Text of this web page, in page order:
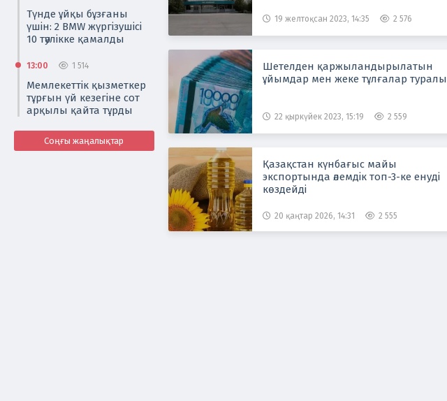
Түнде ұйқы бұзғаны
үшін: 2 BMW жүргізушісі
10 тәулікке қамалды
13:00 1 514
Мемлекеттік қызметкер
тұрғын үй кезегіне сот
арқылы қайта тұрды
Соңғы жаңалықтар
19 желтоқсан 2023, 14:35 2 576
Шетелден қаржыландырылатын
ұйымдар мен жеке тұлғалар туралы
22 қыркүйек 2023, 15:19 2 559
Қазақстан күнбағыс майы
экспортында әлемдік топ-3-ке енуді
көздейді
20 қаңтар 2026, 14:31 2 555